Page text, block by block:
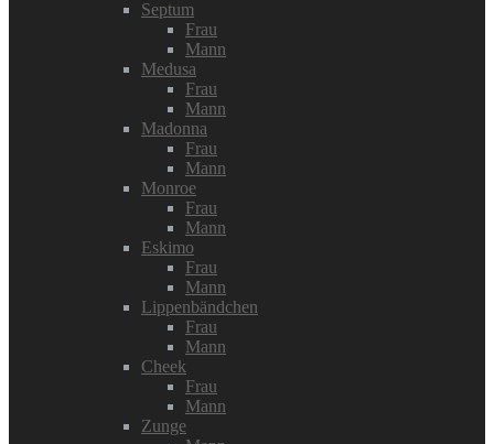
Septum
Frau
Mann
Medusa
Frau
Mann
Madonna
Frau
Mann
Monroe
Frau
Mann
Eskimo
Frau
Mann
Lippenbändchen
Frau
Mann
Cheek
Frau
Mann
Zunge